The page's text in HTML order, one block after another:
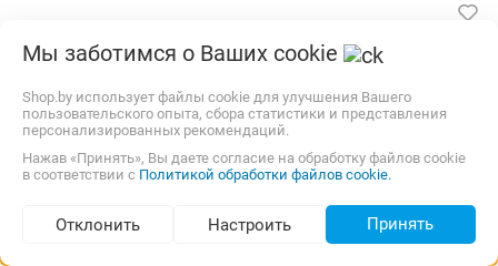
Подбор по параметрам (405)
Мы заботимся о Ваших cookie
Shop.by использует файлы cookie для улучшения Вашего
пользовательского опыта, сбора статистики и представления
персонализированных рекомендаций.
Нажав «Принять», Вы даете согласие на обработку файлов cookie
в соответствии с Политикой обработки файлов cookie.
Отклонить Настроить Принять